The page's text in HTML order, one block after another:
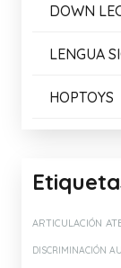
DOWN
LENGUA
HOPTOYS
ARTICULACIÓN
DISCRIMINACIÓN